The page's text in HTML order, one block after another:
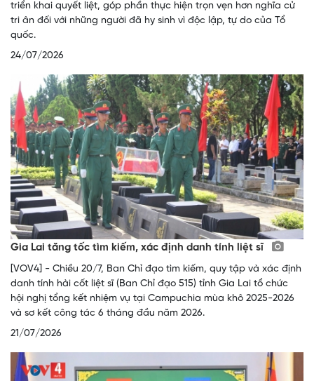
triển khai quyết liệt, góp phần thực hiện trọn vẹn hơn nghĩa cử
tri ân đối với những người đã hy sinh vì độc lập, tự do của Tổ
quốc.
24/07/2026
Gia Lai tăng tốc tìm kiếm, xác định danh tính liệt sĩ
[VOV4] - Chiều 20/7, Ban Chỉ đạo tìm kiếm, quy tập và xác định
danh tính hài cốt liệt sĩ (Ban Chỉ đạo 515) tỉnh Gia Lai tổ chức
hội nghị tổng kết nhiệm vụ tại Campuchia mùa khô 2025-2026
và sơ kết công tác 6 tháng đầu năm 2026.
21/07/2026